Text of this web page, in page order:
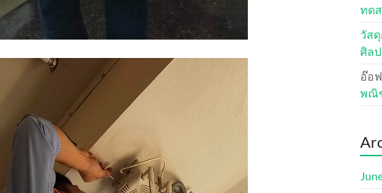
ทด
วัส
ศิล
อ๊อฟ
พณิ